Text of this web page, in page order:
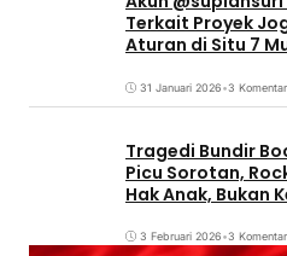
Terkait Proyek
Aturan di Situ 7
31 Januari 2026•3 Komentar
Tragedi Bundir
Picu Sorotan,
Hak Anak, Bukan
3 Februari 2026•3 Komentar